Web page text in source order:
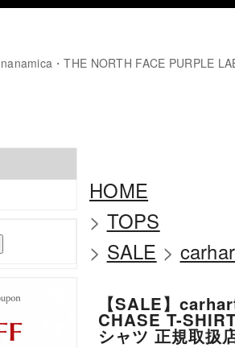
・THE NORTH FACE PURPLE
HOME
> TOPS
> SALE >
【SALE】
CHASE T-
シャツ 正規取扱